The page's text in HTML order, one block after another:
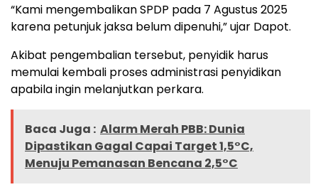
“Kami mengembalikan SPDP pada 7 Agustus 2025
karena petunjuk jaksa belum dipenuhi,” ujar Dapot.
Akibat pengembalian tersebut, penyidik harus
memulai kembali proses administrasi penyidikan
apabila ingin melanjutkan perkara.
Baca Juga : Alarm Merah PBB: Dunia
Dipastikan Gagal Capai Target 1,5°C,
Menuju Pemanasan Bencana 2,5°C